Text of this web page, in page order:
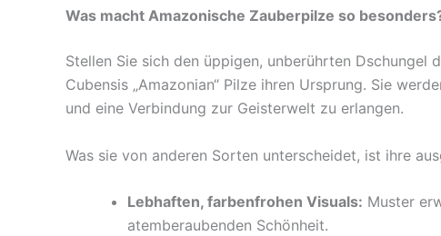
Was macht Amazonische Zauberpilze so
Stellen Sie sich den üppigen, unberührten Dschungel
Cubensis „Amazonian“ Pilze ihren Ursprung. Sie
und eine Verbindung zur Geisterwelt zu erlangen.
Was sie von anderen Sorten unterscheidet, ist ihre
Lebhaften, farbenfrohen Visuals: Muster
atemberaubenden Schönheit.